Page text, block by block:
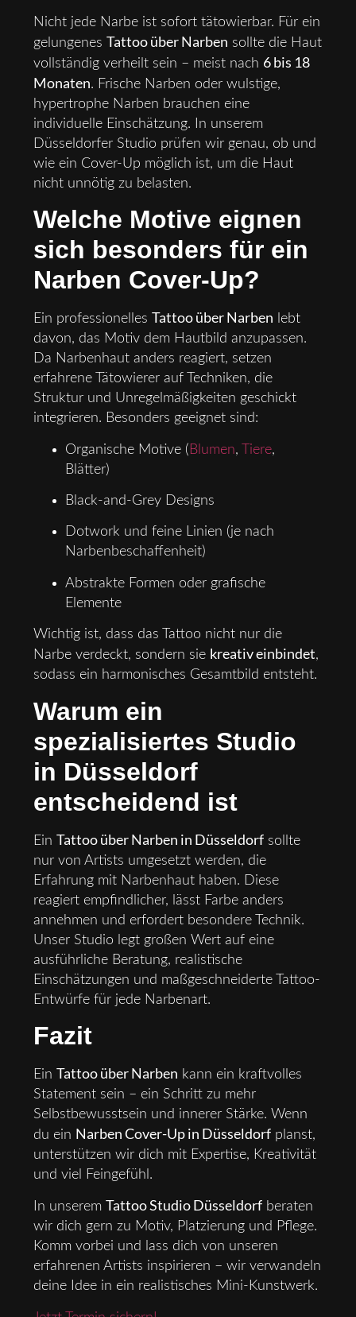
Nicht jede Narbe ist sofort tätowierbar. Für ein
gelungenesTattoo über Narben sollte die Haut
vollständig verheilt sein – meist nach 6 bis 18
Monaten. Frische Narben oder wulstige,
hypertrophe Narben brauchen eine
individuelle Einschätzung. In unserem
Düsseldorfer Studio prüfen wir genau, ob und
wie ein Cover-Up möglich ist, um die Haut
nicht unnötig zu belasten.
Welche Motive eignen
sich besonders für ein
Narben Cover-Up?
Ein professionellesTattoo über Narben lebt
davon, das Motiv dem Hautbild anzupassen.
Da Narbenhaut anders reagiert, setzen
erfahrene Tätowierer auf Techniken, die
Struktur und Unregelmäßigkeiten geschickt
integrieren. Besonders geeignet sind:
Organische Motive ( Blumen, Tiere,
Blätter)
Black-and-Grey Designs
Dotwork und feine Linien (je nach
Narbenbeschaffenheit)
Abstrakte Formen oder grafische
Elemente
Wichtig ist, dass das Tattoo nicht nur die
Narbe verdeckt, sondern sie kreativ einbindet,
sodass ein harmonisches Gesamtbild entsteht.
Warum ein
spezialisiertes Studio
in Düsseldorf
entscheidend ist
EinTattoo über Narben in Düsseldorf sollte
nur von Artists umgesetzt werden, die
Erfahrung mit Narbenhaut haben. Diese
reagiert empfindlicher, lässt Farbe anders
annehmen und erfordert besondere Technik.
Unser Studio legt großen Wert auf eine
ausführliche Beratung, realistische
Einschätzungen und maßgeschneiderte Tattoo-
Entwürfe für jede Narbenart.
Fazit
EinTattoo über Narben kann ein kraftvolles
Statement sein – ein Schritt zu mehr
Selbstbewusstsein und innerer Stärke. Wenn
du ein Narben Cover-Up in Düsseldorf planst,
unterstützen wir dich mit Expertise, Kreativität
und viel Feingefühl.
In unseremTattoo Studio Düsseldorf beraten
wir dich gern zu Motiv, Platzierung und Pflege.
Komm vorbei und lass dich von unseren
erfahrenen Artists inspirieren – wir verwandeln
deine Idee in ein realistisches Mini-Kunstwerk.